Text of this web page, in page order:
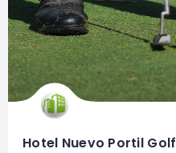
Hotel Nuevo Portil Golf